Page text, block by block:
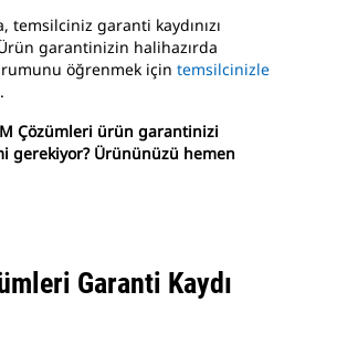
temsilciniz garanti kaydınızı
garantinizin halihazırda
öğrenmek için temsilcinizle
.
Çözümleri ürün garantinizi
gerekiyor? Ürününüzü hemen
Garanti Kaydı